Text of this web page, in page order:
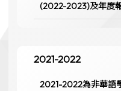
(2022-2023)及年度
2021-2022
2021-2022為非華語